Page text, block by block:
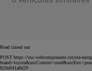
Read timed out
POST https://usc-webcomponents.toyota-
820e041a8d29